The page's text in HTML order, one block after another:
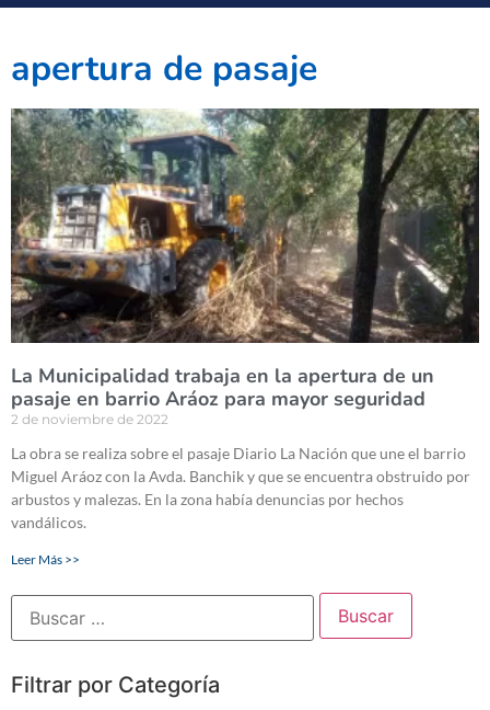
apertura de pasaje
La Municipalidad trabaja en la apertura de un
pasaje en barrio Aráoz para mayor seguridad
2 de noviembre de 2022
La obra se realiza sobre el pasaje Diario La Nación que une el barrio
Miguel Aráoz con la Avda. Banchik y que se encuentra obstruido por
arbustos y malezas. En la zona había denuncias por hechos
vandálicos.
Leer Más >>
Filtrar por Categoría